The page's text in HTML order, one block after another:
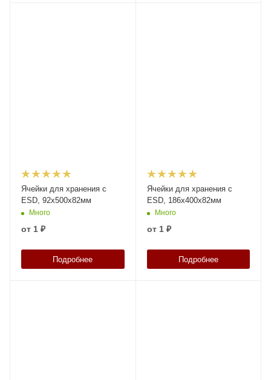
Ячейки для хранения с
ESD, 92x500x82мм
Много
от 1 ₽
Подробнее
Ячейки для хранения с
ESD, 186x400x82мм
Много
от 1 ₽
Подробнее